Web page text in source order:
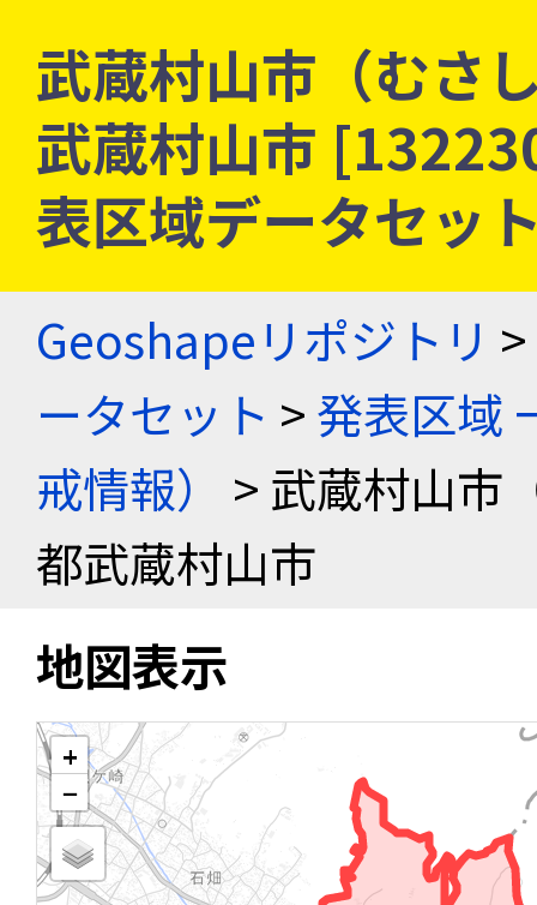
武蔵村山市（むさ
武蔵村山市
表区域データセッ
Geoshapeリポジトリ >
ータセット >発表区域
戒情報）
> 武蔵村山市
都武蔵村山市
地図表示
+
−